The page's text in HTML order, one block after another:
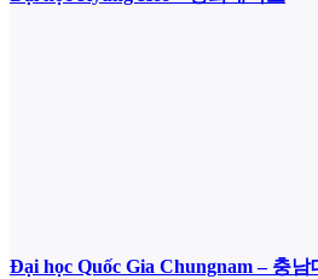
Đại học Quốc Gia Chungnam – 충남